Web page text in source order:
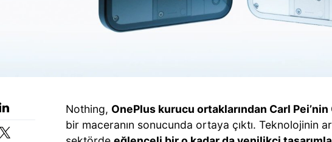
Nothing, OnePlus kurucu ortaklarından Carl Pei’nin
bir maceranın sonucunda ortaya çıktı. Teknolojinin